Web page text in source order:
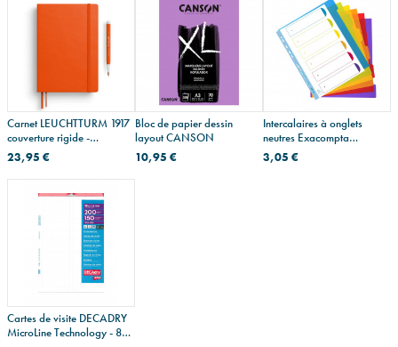
Carnet LEUCHTTURM 1917
couverture rigide -
MEDIUM A5
23,95 €
Bloc de papier dessin
layout CANSON
10,95 €
Intercalaires à onglets
neutres Exacompta
CAMPUS - plastique de
couleur - A4 maxi
3,05 €
Cartes de visite DECADRY
MicroLine Technology - 85